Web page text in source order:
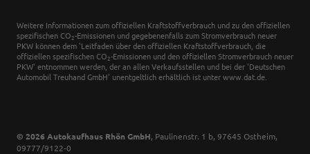
Weitere Informationen zum offiziellen Kraftstoffverbrauch und zu den offiziellen
spezifischen CO 2-Emissionen und gegebenenfalls zum Stromverbrauch neuer
PKW können dem 'Leitfaden über den offiziellen Kraftstoffverbrauch, die
offiziellen spezifischen CO 2-Emissionen und den offiziellen Stromverbrauch neuer
PKW' entnommen werden, der an allen Verkaufsstellen und bei der 'Deutschen
Automobil Treuhand GmbH' unentgeltlich erhältlich ist unter www.dat.de.
© 2026 Autokaufhaus Rhön GmbH, Paulinenstr. 1 b, 97645 Ostheim,
09777/9122-0